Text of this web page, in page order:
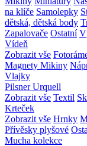
na klíče Samolepky
dětská, dětská body
Zapalovače Ostatní
Vídeň
Zobrazit vše
Magnety Mikiny
Vlajky
Pilsner Urquell
Zobrazit vše Textil
Krteček
Zobrazit vše Hrnky
Přívěsky plyšové
Mucha kolekce